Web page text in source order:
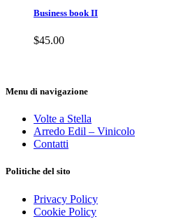
Business book II
$45.00
Menu di navigazione
Volte a Stella
Arredo Edil – Vinicolo
Contatti
Politiche del sito
Privacy Policy
Cookie Policy